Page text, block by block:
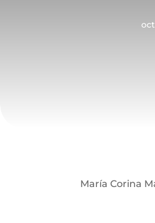
María Corina